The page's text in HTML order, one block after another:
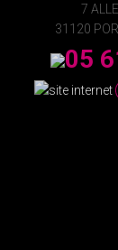
7
31120
05